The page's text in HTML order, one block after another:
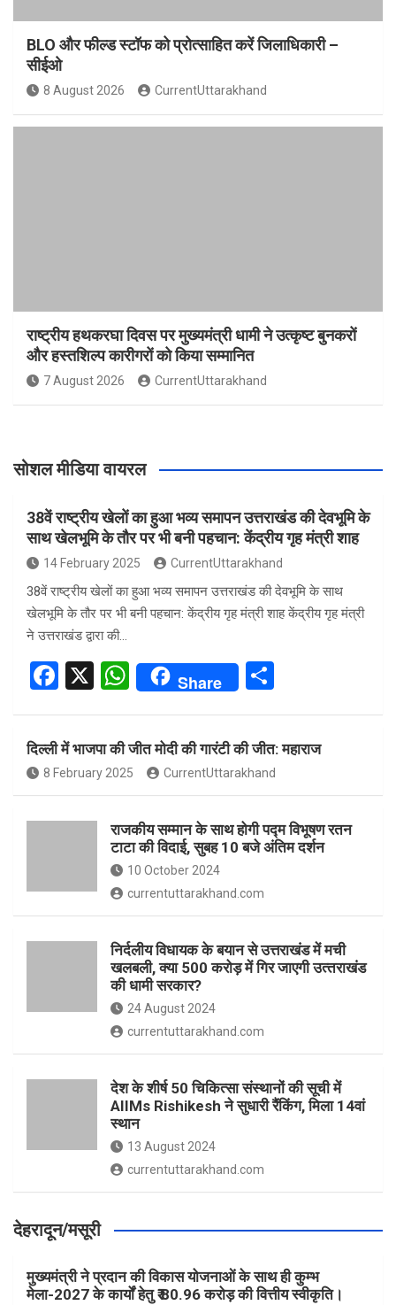
BLO और फील्ड स्टॉफ को प्रोत्साहित करें जिलाधिकारी –
सीईओ
8 August 2026 CurrentUttarakhand
राष्ट्रीय हथकरघा दिवस पर मुख्यमंत्री धामी ने उत्कृष्ट बुनकरों
और हस्तशिल्प कारीगरों को किया सम्मानित
7 August 2026 CurrentUttarakhand
सोशल मीडिया वायरल
38वें राष्ट्रीय खेलों का हुआ भव्य समापन उत्तराखंड की देवभूमि के
साथ खेलभूमि के तौर पर भी बनी पहचान: केंद्रीय गृह मंत्री शाह
14 February 2025 CurrentUttarakhand
38वें राष्ट्रीय खेलों का हुआ भव्य समापन उत्तराखंड की देवभूमि के साथ
खेलभूमि के तौर पर भी बनी पहचान: केंद्रीय गृह मंत्री शाह केंद्रीय गृह मंत्री
ने उत्तराखंड द्वारा की…
F
ce
b
o
o
X
W
at
s
A
p
p
Share
e
दिल्ली में भाजपा की जीत मोदी की गारंटी की जीत: महाराज
8 February 2025 CurrentUttarakhand
राजकीय सम्मान के साथ होगी पद्म विभूषण रतन
टाटा की विदाई, सुबह 10 बजे अंतिम दर्शन
10 October 2024
currentuttarakhand.com
निर्दलीय विधायक के बयान से उत्तराखंड में मची
खलबली, क्‍या 500 करोड़ में गिर जाएगी उत्‍तराखंड
की धामी सरकार?
24 August 2024
currentuttarakhand.com
देश के शीर्ष 50 चिकित्सा संस्थानों की सूची में
AIIMs Rishikesh ने सुधारी रैंकिंग, मिला 14वां
स्थान
13 August 2024
currentuttarakhand.com
देहरादून/मसूरी
मुख्यमंत्री ने प्रदान की विकास योजनाओं के साथ ही कुम्भ
मेला-2027 के कार्यों हेतु ₹ 80.96 करोड़ की वित्तीय स्वीकृति।